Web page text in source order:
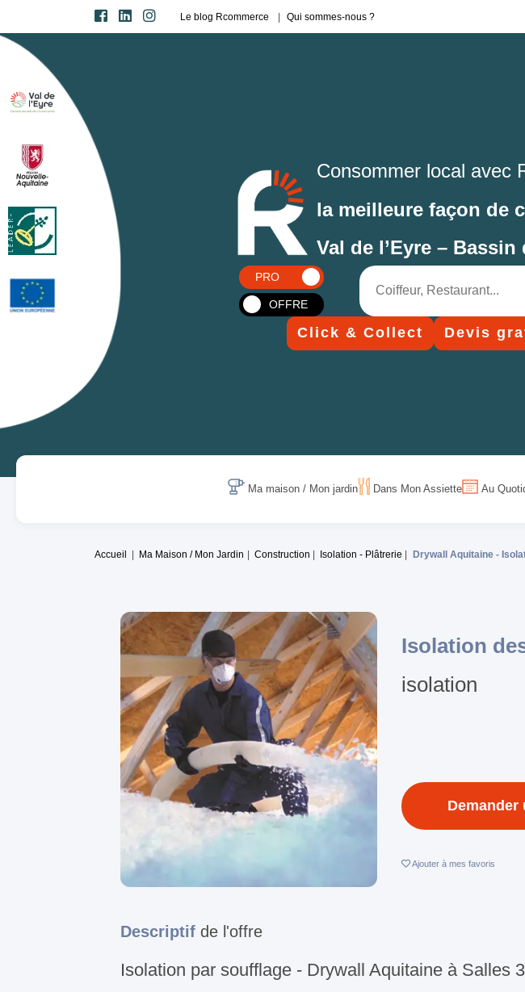
Le blog Rcommerce Qui sommes-nous ?
Consommer local avec
la meilleure façon de
Val de l’Eyre – Bassin
PRO
OFFRE
Click & Collect Devis
Ma maison / Mon jardin Dans Mon Assiette Au
Accueil Ma Maison / Mon Jardin Construction Isolation - Plâtrerie Drywall Aquitaine -
Isolation
isolation
Demander
Ajouter à mes favoris
Descriptif de l'offre
Isolation par soufflage - Drywall Aquitaine à Salles